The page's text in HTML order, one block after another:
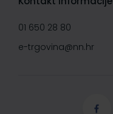
01 650 28 80
e-trgovina@nn.hr